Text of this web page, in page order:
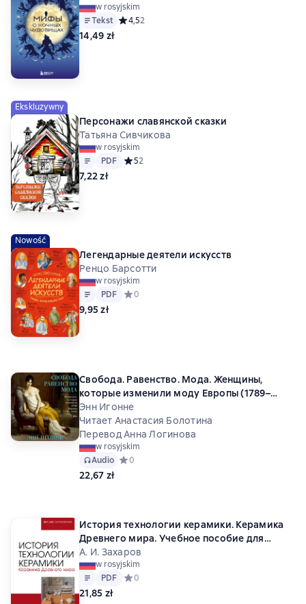
w rosyjskim
Tekst Средний рейтинг 4,5 на основе 2 оценок
4,52
14,49 zł
Ekskluzywny
Персонажи славянской сказки
Татьяна Сивчикова
w rosyjskim
Tekst
PDF
PDF Средний рейтинг 5 на основе 2 оценок
52
7,22 zł
Nowość
Легендарные деятели искусств
Ренцо Барсотти
w rosyjskim
Tekst
PDF
PDF Средний рейтинг 0 на основе 0 оценок
0
9,95 zł
Свобода. Равенство. Мода. Женщины,
которые изменили моду Европы (1789–
1804)
Энн Игонне
Читает Анастасия Болотина
Перевод Анна Логинова
w rosyjskim
Audio Средний рейтинг 0 на основе 0 оценок
0
22,67 zł
История технологии керамики. Керамика
Древнего мира. Учебное пособие для
вузов. 3-е издание, стереотипное
А. И. Захаров
w rosyjskim
Tekst
PDF
PDF Средний рейтинг 0 на основе 0 оценок
0
21,85 zł